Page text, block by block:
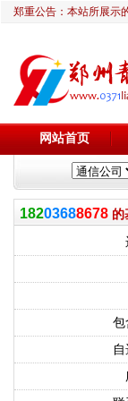
郑重公告：本站所展示
网站首页
18203688678 的
包
自